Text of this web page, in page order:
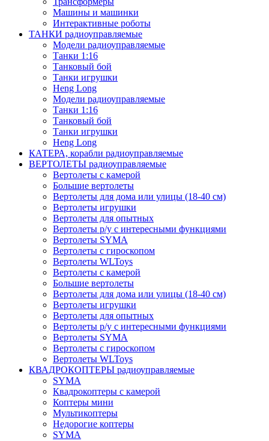
Машины и машинки
Интерактивные роботы
ТАНКИ радиоуправляемые
Модели радиоуправляемые
Танки 1:16
Танковый бой
Танки игрушки
Heng Long
Модели радиоуправляемые
Танки 1:16
Танковый бой
Танки игрушки
Heng Long
КАТЕРА, корабли радиоуправляемые
ВЕРТОЛЕТЫ радиоуправляемые
Вертолеты с камерой
Большие вертолеты
Вертолеты для дома или улицы (18-40 см)
Вертолеты игрушки
Вертолеты для опытных
Вертолеты р/у с интересными функциями
Вертолеты SYMA
Вертолеты с гироскопом
Вертолеты WLToys
Вертолеты с камерой
Большие вертолеты
Вертолеты для дома или улицы (18-40 см)
Вертолеты игрушки
Вертолеты для опытных
Вертолеты р/у с интересными функциями
Вертолеты SYMA
Вертолеты с гироскопом
Вертолеты WLToys
КВАДРОКОПТЕРЫ радиоуправляемые
SYMA
Квадрокоптеры с камерой
Коптеры мини
Мультикоптеры
Недорогие коптеры
SYMA